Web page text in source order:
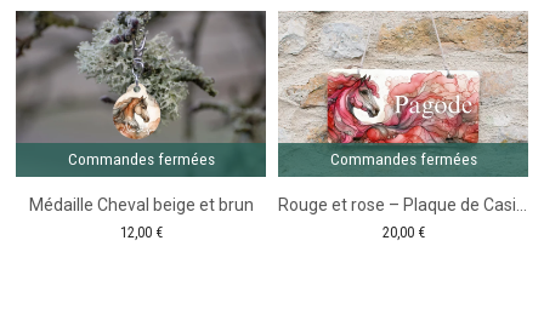
sous
gorge
Commandes fermées
Médaille Cheval beige et brun
12,00 €
Commandes fermées
20,00 €